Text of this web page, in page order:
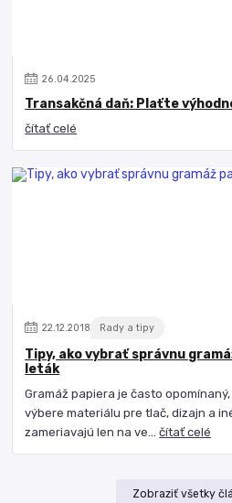
26.04.2025
Transakčná daň: Plaťte
čítať celé
22.12.2018 Rady a tipy
Tipy, ako vybrať správnu
leták
Gramáž papiera je často
výbere materiálu pre tlač, dizajn a
zameriavajú len na ve...čítať celé
Zobraziť všetky